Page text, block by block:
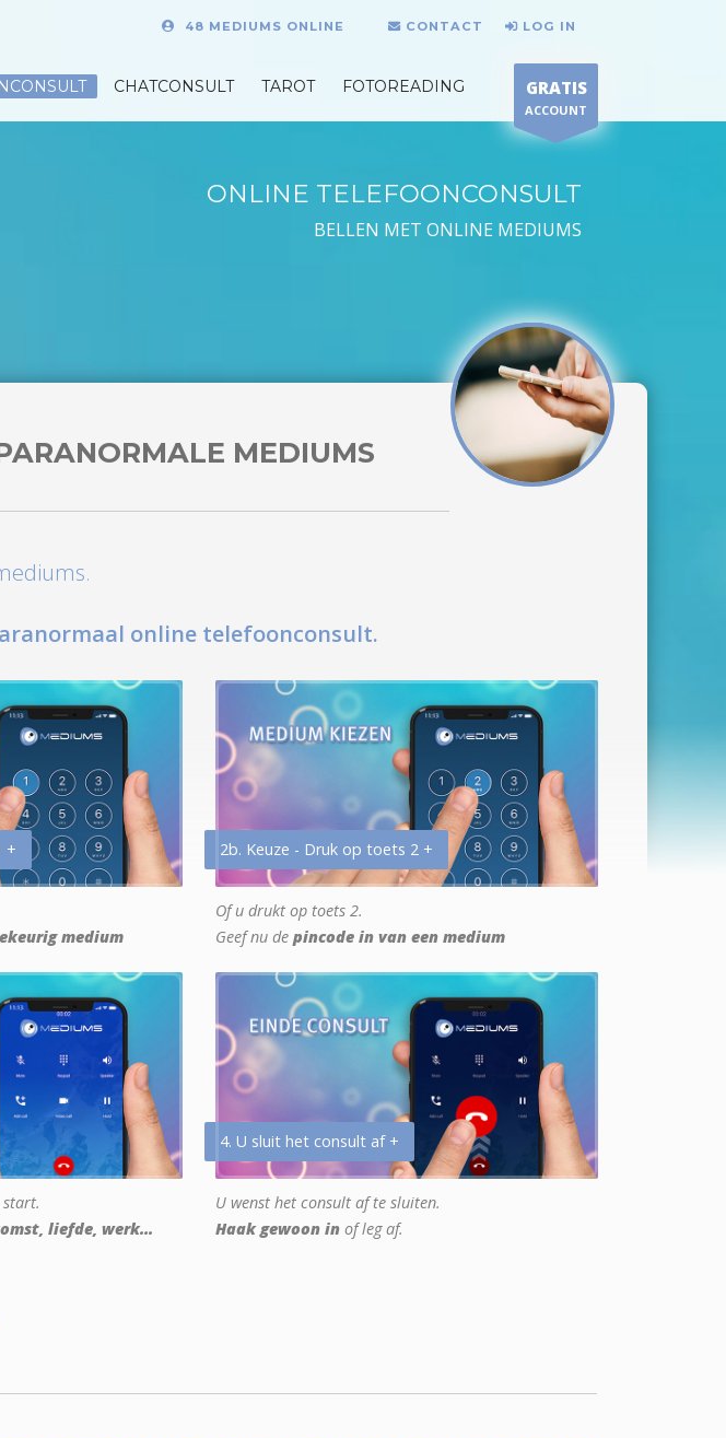
48 MEDIUMS ONLINE CONTACT LOG IN
CHATCONSULT TAROT FOTOREADING GRATIS
ACCOUNT
ONLINE TELEFOONCONSULT
BELLEN MET ONLINE MEDIUMS
MEDIUMS
online telefoonconsult.
+
medium
2b. Keuze - Druk op toets 2 +
Of u drukt op toets 2.
Geef nu de pincode in van een medium
liefde, werk...
4. U sluit het consult af +
U wenst het consult af te sluiten.
Haak gewoon in of leg af.